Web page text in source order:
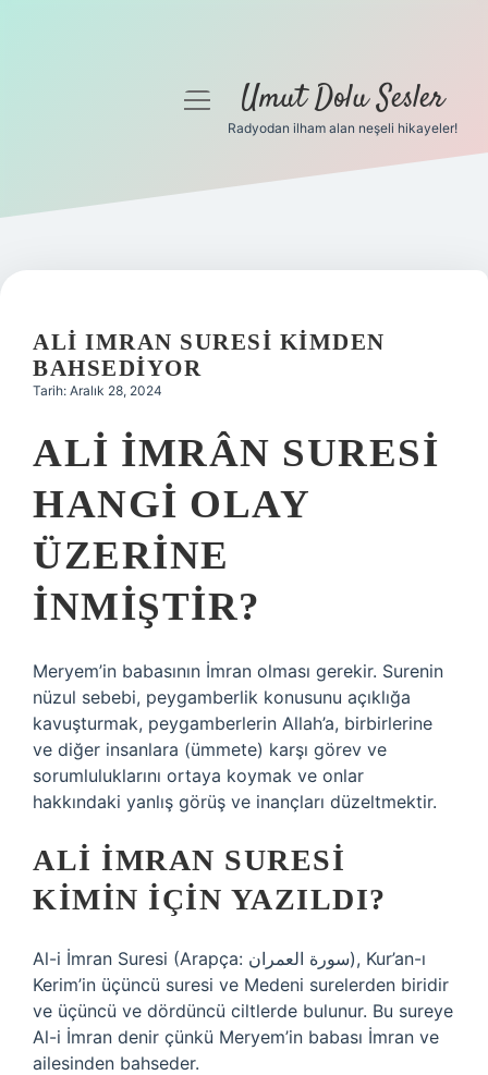
Gizlilik Politikası
Yasal Uyarı
menüyüUmut Dolu Sesler
Radyodan ilham alan neşeli hikayeler!
ALI IMRAN SURESI KIMDEN
BAHSEDIYOR
Tarih: Aralık 28, 2024
ALI İMRÂN SURESI
HANGI OLAY
ÜZERINE
INMIŞTIR?
Meryem’in babasının İmran olması gerekir. Surenin
nüzul sebebi, peygamberlik konusunu açıklığa
kavuşturmak, peygamberlerin Allah’a, birbirlerine
ve diğer insanlara (ümmete) karşı görev ve
sorumluluklarını ortaya koymak ve onlar
hakkındaki yanlış görüş ve inançları düzeltmektir.
ALI İMRAN SURESI
KIMIN IÇIN YAZILDI?
Al-i İmran Suresi (Arapça: سورة العمران), Kur’an-ı
Kerim’in üçüncü suresi ve Medeni surelerden biridir
ve üçüncü ve dördüncü ciltlerde bulunur. Bu sureye
Al-i İmran denir çünkü Meryem’in babası İmran ve
ailesinden bahseder.